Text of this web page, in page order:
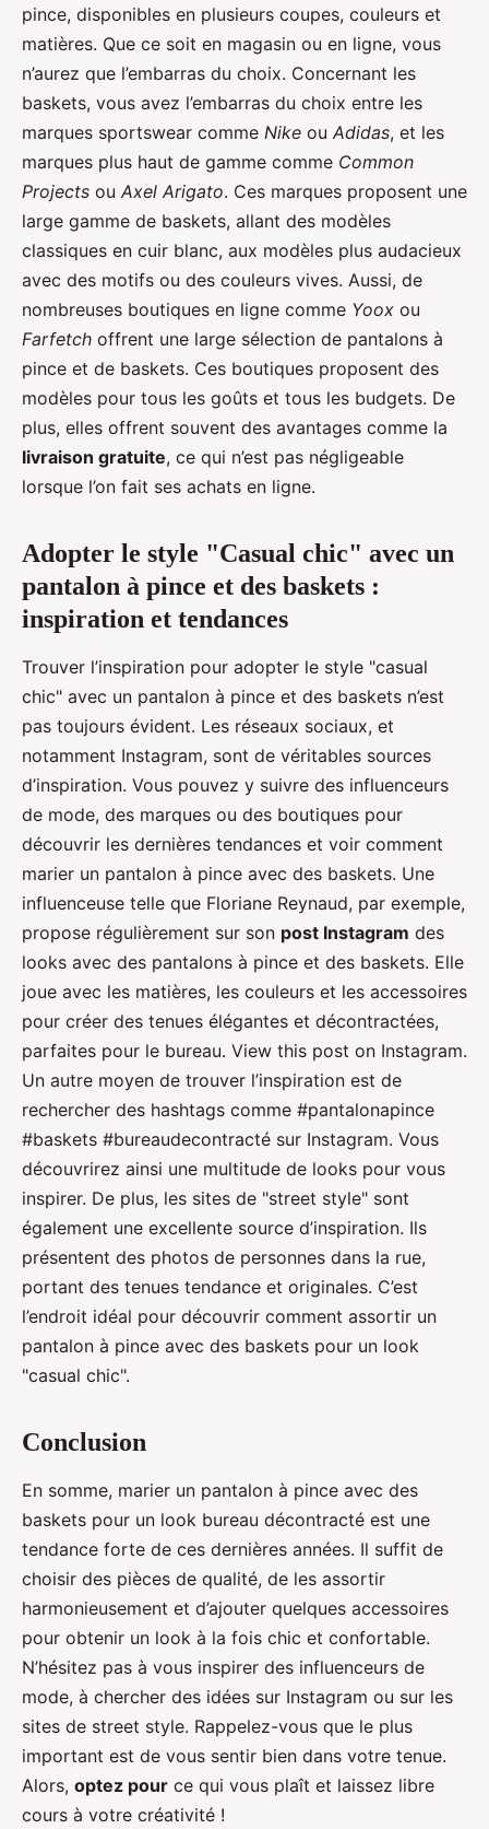
pince, disponibles en plusieurs coupes, couleurs et
matières. Que ce soit en magasin ou en ligne, vous
n’aurez que l’embarras du choix. Concernant les
baskets, vous avez l’embarras du choix entre les
marques sportswear comme Nike ou Adidas, et les
marques plus haut de gamme comme Common
Projects ou Axel Arigato. Ces marques proposent une
large gamme de baskets, allant des modèles
classiques en cuir blanc, aux modèles plus audacieux
avec des motifs ou des couleurs vives. Aussi, de
nombreuses boutiques en ligne comme Yoox ou
Farfetch offrent une large sélection de pantalons à
pince et de baskets. Ces boutiques proposent des
modèles pour tous les goûts et tous les budgets. De
plus, elles offrent souvent des avantages comme la
livraison gratuite, ce qui n’est pas négligeable
lorsque l’on fait ses achats en ligne.
Adopter le style "Casual chic" avec un
pantalon à pince et des baskets :
inspiration et tendances
Trouver l’inspiration pour adopter le style "casual
chic" avec un pantalon à pince et des baskets n’est
pas toujours évident. Les réseaux sociaux, et
notamment Instagram, sont de véritables sources
d’inspiration. Vous pouvez y suivre des influenceurs
de mode, des marques ou des boutiques pour
découvrir les dernières tendances et voir comment
marier un pantalon à pince avec des baskets. Une
influenceuse telle que Floriane Reynaud, par exemple,
propose régulièrement sur son post Instagram des
looks avec des pantalons à pince et des baskets. Elle
joue avec les matières, les couleurs et les accessoires
pour créer des tenues élégantes et décontractées,
parfaites pour le bureau. View this post on Instagram.
Un autre moyen de trouver l’inspiration est de
rechercher des hashtags comme #pantalonapince
#baskets #bureaudecontracté sur Instagram. Vous
découvrirez ainsi une multitude de looks pour vous
inspirer. De plus, les sites de "street style" sont
également une excellente source d’inspiration. Ils
présentent des photos de personnes dans la rue,
portant des tenues tendance et originales. C’est
l’endroit idéal pour découvrir comment assortir un
pantalon à pince avec des baskets pour un look
"casual chic".
Conclusion
En somme, marier un pantalon à pince avec des
baskets pour un look bureau décontracté est une
tendance forte de ces dernières années. Il suffit de
choisir des pièces de qualité, de les assortir
harmonieusement et d’ajouter quelques accessoires
pour obtenir un look à la fois chic et confortable.
N’hésitez pas à vous inspirer des influenceurs de
mode, à chercher des idées sur Instagram ou sur les
sites de street style. Rappelez-vous que le plus
important est de vous sentir bien dans votre tenue.
Alors, optez pour ce qui vous plaît et laissez libre
cours à votre créativité !